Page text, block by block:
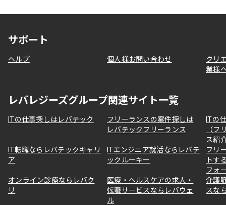
サポート
ヘルプ 個人様お問い合わせ
クリ
業様
レバレジーズグループ関連サイト一覧
ITの仕事探しはレバテック
フリーランスの案件探しは
レバテックフリーランス
ITの
（フ
ス紹
IT転職ならレバテックキャリ
ア
ITエンジニア就活ならレバテ
ックルーキー
フリ
トす
フォ
オンライン診療ならレバク
リ
医療・ヘルスケアの求人・
転職サービスならレバウェ
ル
介護
スな